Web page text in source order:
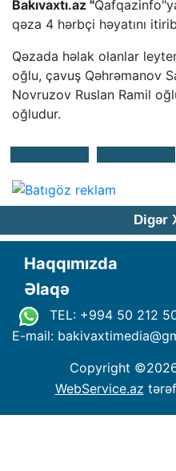
Bakıvaxtı.az "
qəza 4 hərbçi həyatını
Qəzada həlak olanlar
oğlu, çavuş Qəhrəmanov
Novruzov Ruslan Ramil
oğludur.
Digər
Haqqımızda
Əlaqə
TEL: +994 50 212
E-mail: bakivaxtimedia@
Copyright ©
WebService.az